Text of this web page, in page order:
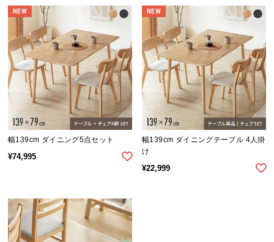
探
す
シ
ョ
ッ
イ
お
払
幅139cm ダイニング5点セット
¥74,995
NEW
幅139cm ダイニングテーブル 4人掛
け
¥22,999
NEW